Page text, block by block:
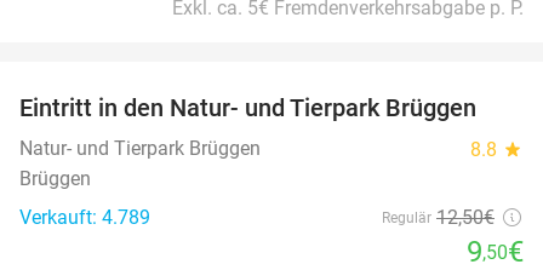
Exkl. ca. 5€ Fremdenverkehrsabgabe p. P.
24%
Eintritt in den Natur- und Tierpark Brüggen
Natur- und Tierpark Brüggen 8.8 star
Brüggen
Verkauft: 4.789
Regulär 12,50€
9,50€